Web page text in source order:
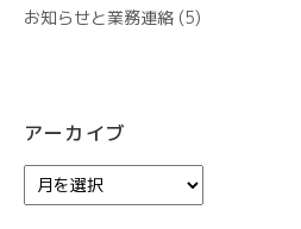
お知らせと業務連絡 (5)
アーカイブ
ー